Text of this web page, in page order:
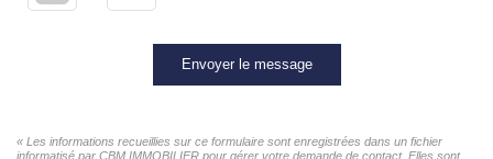
Envoyer le message
« Les informations recueillies sur ce formulaire sont enregistrées dans un fichier
informatisé par CBM IMMOBILIER pour gérer votre demande de contact. Elles sont